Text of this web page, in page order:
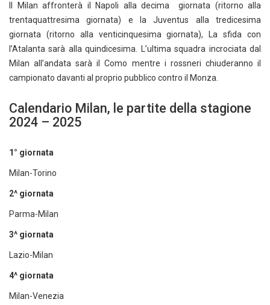
Il Milan affronterà il Napoli alla decima giornata (ritorno alla
trentaquattresima giornata) e la Juventus alla tredicesima
giornata (ritorno alla venticinquesima giornata), La sfida con
l’Atalanta sarà alla quindicesima. L’ultima squadra incrociata dal
Milan all’andata sarà il Como mentre i rossneri chiuderanno il
campionato davanti al proprio pubblico contro il Monza.
Calendario Milan, le partite della stagione
2024 – 2025
1° giornata
Milan-Torino
2^ giornata
Parma-Milan
3^ giornata
Lazio-Milan
4^ giornata
Milan-Venezia